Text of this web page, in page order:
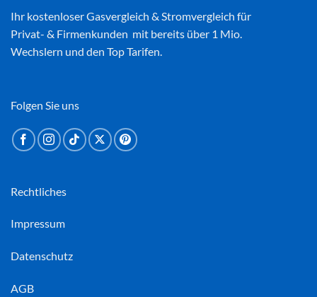
Ihr kostenloserGasvergleich & Stromvergleich für
Privat- & Firmenkunden mit bereits über 1 Mio.
Wechslern und den Top Tarifen.
Rechtliches
Impressum
Datenschutz
AGB
Folgen Sie uns